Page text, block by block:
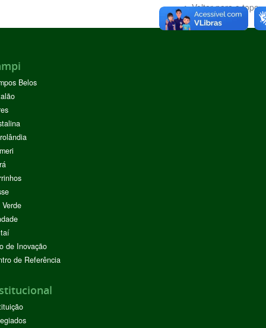
Voltar para o topo
Belos
de Inovação
de Referência